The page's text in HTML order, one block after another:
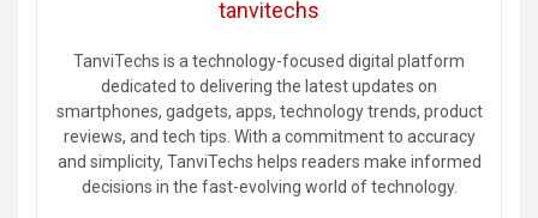
tanvitechs
TanviTechs is a technology-focused digital platform
dedicated to delivering the latest updates on
smartphones, gadgets, apps, technology trends, product
reviews, and tech tips. With a commitment to accuracy
and simplicity, TanviTechs helps readers make informed
decisions in the fast-evolving world of technology.